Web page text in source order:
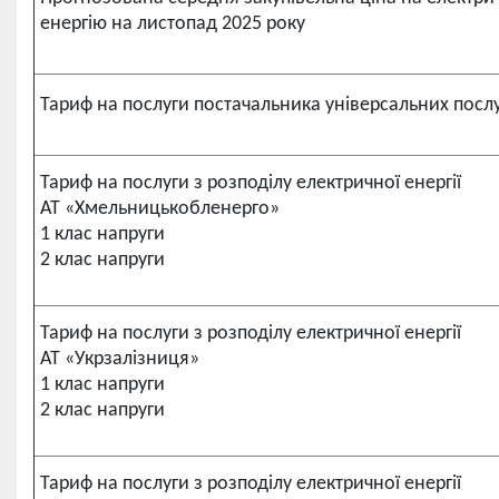
енергію на листопад 2025 року
Тариф на послуги постачальника універсальних
Тариф на послуги з розподілу електричної енергії
АТ «Хмельницькобленерго»
1 клас напруги
2 клас напруги
Тариф на послуги з розподілу електричної енергії
АТ «Укрзалізниця»
1 клас напруги
2 клас напруги
Тариф на послуги з розподілу електричної енергії